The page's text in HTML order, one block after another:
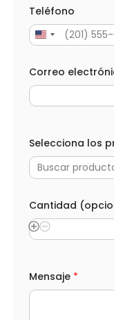
o
u
c
o
s
*
Teléfono
Correo
Selecciona los
Buscar
Cantidad
Mensaje *